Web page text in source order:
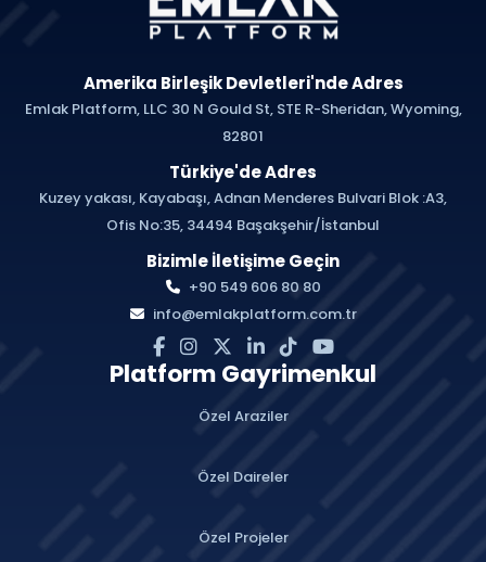
Amerika Birleşik Devletleri'nde Adres
Emlak Platform, LLC 30 N Gould St, STE R-Sheridan, Wyoming,
82801
Türkiye'de Adres
Kuzey yakası, Kayabaşı, Adnan Menderes Bulvari Blok :A3,
Ofis No:35, 34494 Başakşehir/İstanbul
Bizimle İletişime Geçin
+90 549 606 80 80
info@emlakplatform.com.tr
Platform Gayrimenkul
Özel Araziler
Özel Daireler
Özel Projeler